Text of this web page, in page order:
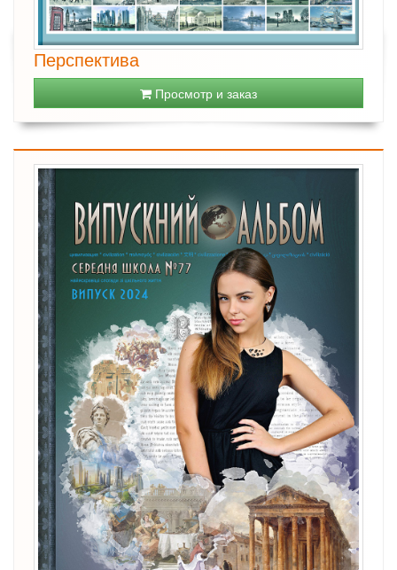
Перспектива
Просмотр и заказ